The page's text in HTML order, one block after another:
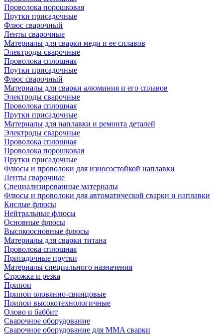
Проволока порошковая
Прутки присадочные
Флюс сварочный
Ленты сварочные
Материалы для сварки меди и ее сплавов
Электроды сварочные
Проволока сплошная
Прутки присадочные
Флюс сварочный
Материалы для сварки алюминия и его сплавов
Электроды сварочные
Проволока сплошная
Прутки присадочные
Материалы для наплавки и ремонта деталей
Электроды сварочные
Проволока сплошная
Проволока порошковая
Прутки присадочные
Флюсы и проволоки для износостойкой наплавки
Ленты сварочные
Специализированные материалы
Флюсы и проволоки для автоматической сварки и наплавки
Кислые флюсы
Нейтральные флюсы
Основные флюсы
Высокоосновные флюсы
Материалы для сварки титана
Проволока сплошная
Присадочные прутки
Материалы специального назначения
Строжка и резка
Припои
Припои оловянно-свинцовые
Припои высокотехнологичные
Олово и баббит
Сварочное оборудование
Сварочное оборудование для MMA сварки